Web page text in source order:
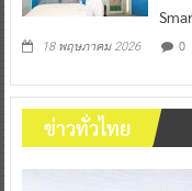
18 พฤษภาคม 2026 0
ข่าวทั่วไทย